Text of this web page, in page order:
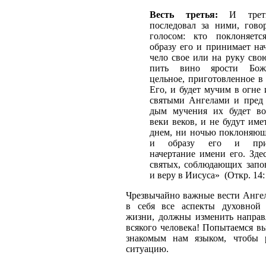
Весть третья: И
последовал за ними,
голосом: кто
образу его и принимает
чело свое или на руку
пить вино ярости
цельное, приготовленное
Его, и будет мучим в огне
святыми Ангелами и
дым мучения их будет
веки веков, и не будут
днем, ни ночью
и образу его и
начертание имени его.
святых, соблюдающих
и веру в Иисуса» (Откр.
Чрезвычайно важные вести
в себя все аспекты духовной
жизни, должны изменить
всякого человека! Попытаемся
знакомым нам языком, чтобы
ситуацию.